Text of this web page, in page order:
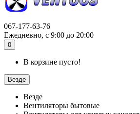
067-177-63-76
Ежедневно, с 9:00 до 20:00
0
В корзине пусто!
Везде
Везде
Вентиляторы бытовые